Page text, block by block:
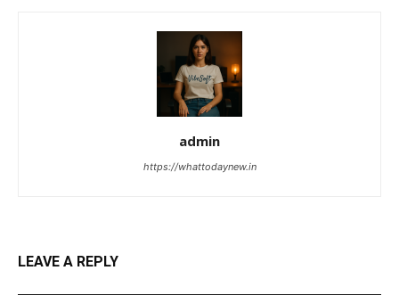
admin
https://whattodaynew.in
LEAVE A REPLY